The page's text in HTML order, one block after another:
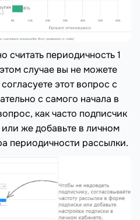
периодичность 1
случае вы не можете
этот вопрос с
с самого начала в
как часто подписчик
же добавьте в личном
периодичности рассылки.